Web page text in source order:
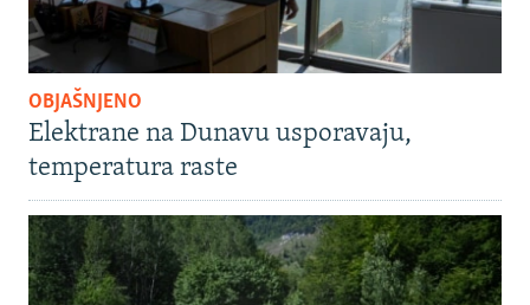
OBJAŠNJENO
Elektrane na Dunavu usporavaju,
temperatura raste